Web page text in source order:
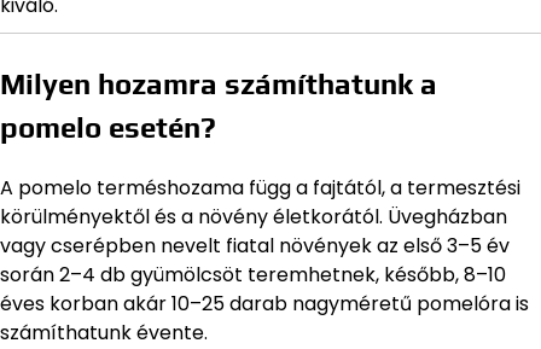
kiváló.
Milyen hozamra számíthatunk a
pomelo esetén?
A pomelo terméshozama függ a fajtától, a termesztési
körülményektől és a növény életkorától. Üvegházban
vagy cserépben nevelt fiatal növények az első 3–5 év
során 2–4 db gyümölcsöt teremhetnek, később, 8–10
éves korban akár 10–25 darab nagyméretű pomelóra is
számíthatunk évente.